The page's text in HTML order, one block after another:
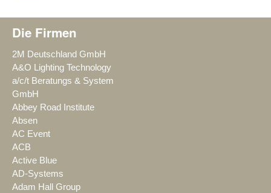
Die Firmen
2M Deutschland GmbH
A&O Lighting Technology
a/c/t Beratungs & System
GmbH
Abbey Road Institute
Absen
AC Event
ACB
Active Blue
AD-Systems
Adam Hall Group